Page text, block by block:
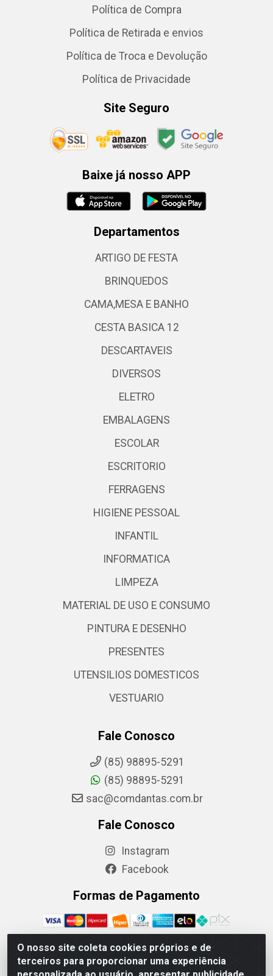
O nosso site coleta cookies próprios e de
terceiros para proporcionar uma experiência
Política de Compra
Política de Retirada e envios
Política de Troca e Devolução
Política de Privacidade
Site Seguro
Baixe já nosso APP
Departamentos
ARTIGO DE FESTA
BRINQUEDOS
CAMA,MESA E BANHO
CESTA BASICA 12
DESCARTAVEIS
DIVERSOS
ELETRO
EMBALAGENS
ESCOLAR
ESCRITORIO
FERRAGENS
HIGIENE PESSOAL
INFANTIL
INFORMATICA
LIMPEZA
MATERIAL DE USO E CONSUMO
PINTURA E DESENHO
PRESENTES
UTENSILIOS DOMESTICOS
VESTUARIO
Fale Conosco
(85) 98895-5291
(85) 98895-5291
sac@comdantas.com.br
Fale Conosco
Instagram
Facebook
Formas de Pagamento
Rafael & Dantas LTDA - Rua Floriano Peixoto, 137- Centro,